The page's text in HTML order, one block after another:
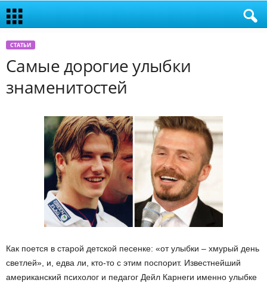
СТАТЬИ
Самые дорогие улыбки
знаменитостей
Как поется в старой детской песенке: «от улыбки – хмурый день
светлей», и, едва ли, кто-то с этим поспорит. Известнейший
американский психолог и педагог Дейл Карнеги именно улыбке